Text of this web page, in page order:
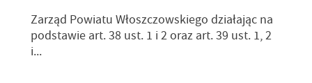
Zarząd Powiatu Włoszczowskiego działając na
podstawie art. 38 ust. 1 i 2 oraz art. 39 ust. 1, 2
i...